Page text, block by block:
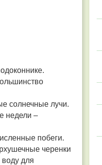
солнечные лучи.
недели –
побеги.
черенки
для